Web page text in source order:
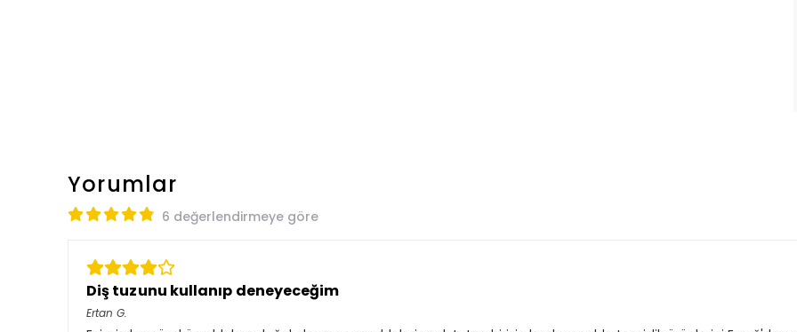
Yorumlar
6 değerlendirmeye göre
Diş tuzunu kullanıp deneyeceğim
Ertan G.